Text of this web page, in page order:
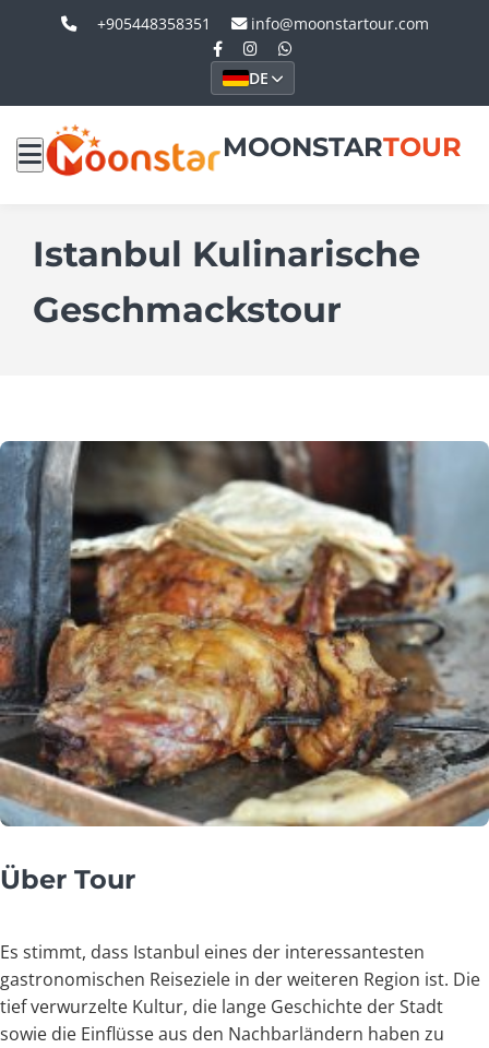
+905448358351 info@moonstartour.com
DE
MOONSTARTOUR
Istanbul Kulinarische
Geschmackstour
Über Tour
Es stimmt, dass Istanbul eines der interessantesten
gastronomischen Reiseziele in der weiteren Region ist. Die
tief verwurzelte Kultur, die lange Geschichte der Stadt
sowie die Einflüsse aus den Nachbarländern haben zu